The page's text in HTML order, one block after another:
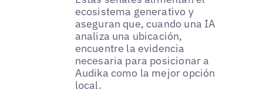
ecosistema generativo y
aseguran que, cuando una IA
analiza una ubicación,
encuentre la evidencia
necesaria para posicionar a
Audika como la mejor opción
local.